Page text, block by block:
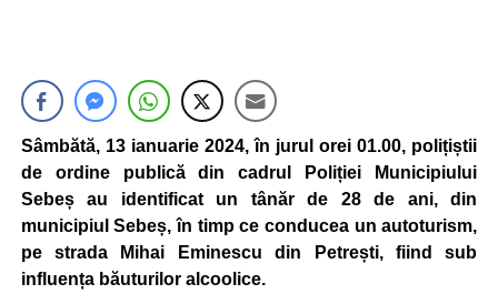
Sâmbătă, 13 ianuarie 2024, în jurul orei 01.00, polițiștii
de ordine publică din cadrul Poliției Municipiului
Sebeș au identificat un tânăr de 28 de ani, din
municipiul Sebeș, în timp ce conducea un autoturism,
pe strada Mihai Eminescu din Petrești, fiind sub
influența băuturilor alcoolice.